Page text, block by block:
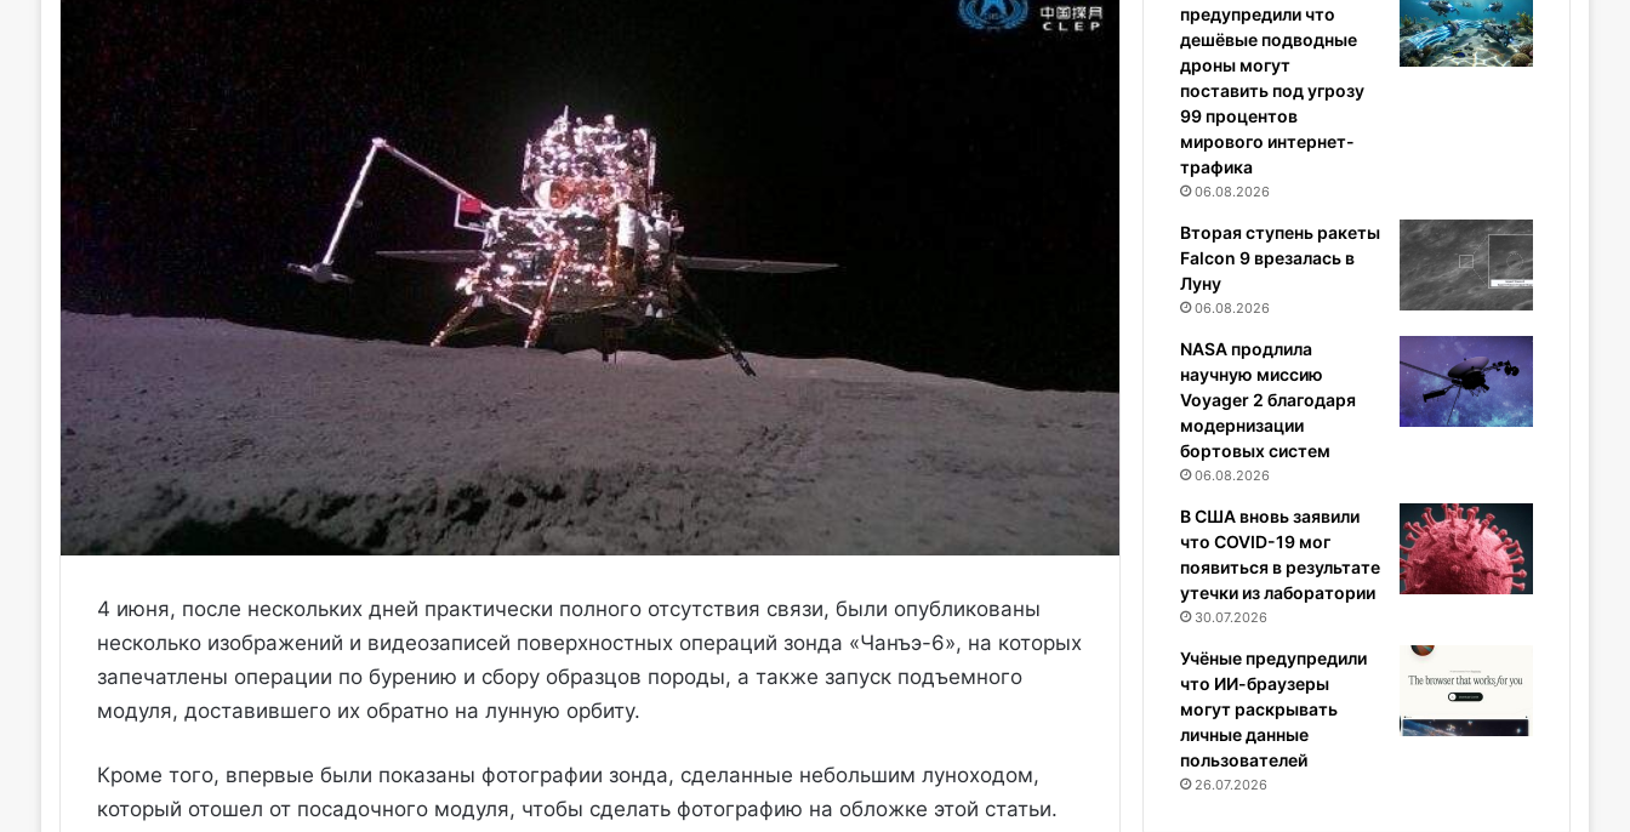
4 июня, после нескольких дней практически полного отсутствия связи, были опубликованы
несколько изображений и видеозаписей поверхностных операций зонда «Чанъэ-6», на которых
запечатлены операции по бурению и сбору образцов породы, а также запуск подъемного
модуля, доставившего их обратно на лунную орбиту.
Кроме того, впервые были показаны фотографии зонда, сделанные небольшим луноходом,
который отошел от посадочного модуля, чтобы сделать фотографию на обложке этой статьи.
предупредили что
дешёвые подводные
дроны могут
поставить под угрозу
99 процентов
мирового интернет-
трафика
06.08.2026
Вторая ступень ракеты
Falcon 9 врезалась в
Луну
06.08.2026
NASA продлила
научную миссию
Voyager 2 благодаря
модернизации
бортовых систем
06.08.2026
В США вновь заявили
что COVID-19 мог
появиться в результате
утечки из лаборатории
30.07.2026
Учёные предупредили
что ИИ-браузеры
могут раскрывать
личные данные
пользователей
26.07.2026